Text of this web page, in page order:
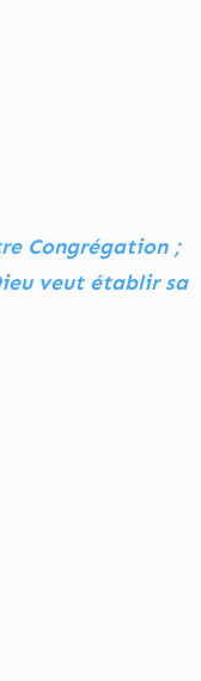
Congrégation ;
veut établir sa